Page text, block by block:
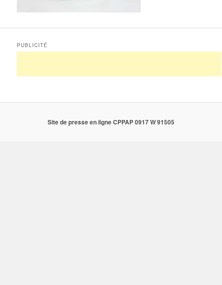
PUBLICITÉ
Site de presse en ligne CPPAP 0917 W 91505